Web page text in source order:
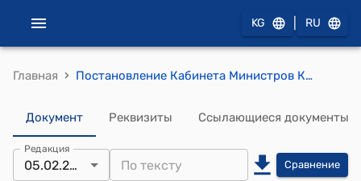
KG RU
Главная › Постановление Кабинета Министров КР от 11 марта 2022 года № 134 "О государственном учреждении "Салык Сервис" при Государственной налоговой службе при Министерстве финансов Кыргызской Республики"
Документ Реквизиты Ссылающиеся документы
Редакция
05.02.2026 Сравнение